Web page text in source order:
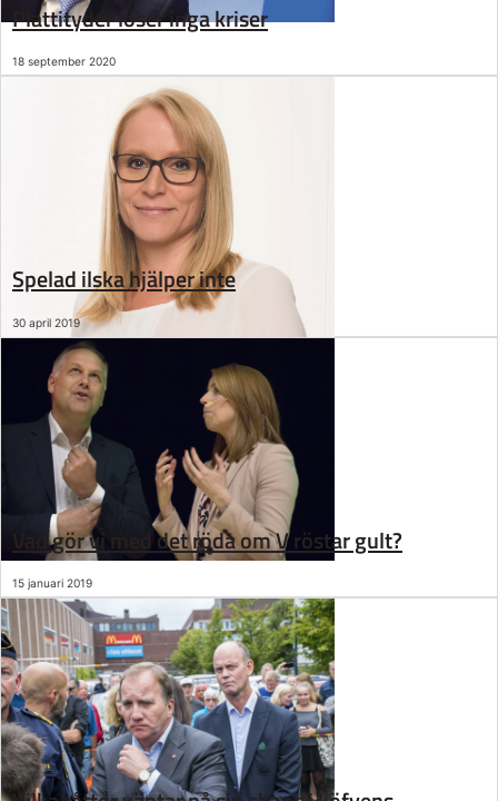
Plattityder löser inga kriser
18 september 2020
Spelad ilska hjälper inte
30 april 2019
Vad gör vi med det röda om V röstar gult?
15 januari 2019